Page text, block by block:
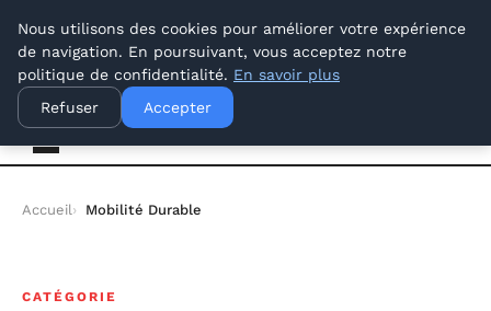
vendredi 7 août 2026
Offways.fr
Accueil Mobilité Durable
CATÉGORIE
Nous utilisons des cookies pour améliorer votre expérience
de navigation. En poursuivant, vous acceptez notre
politique de confidentialité. En savoir plus
Refuser
Accepter